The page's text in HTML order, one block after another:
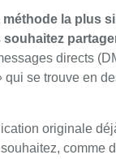
la plus
directs
qui se trouve en
originale
comme